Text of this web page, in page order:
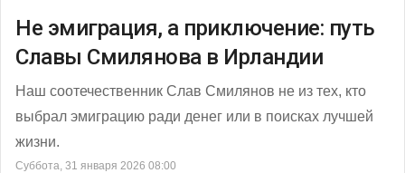
Не эмиграция, а приключение: путь
Славы Смилянова в Ирландии
Наш соотечественник Слав Смилянов не из тех, кто
выбрал эмиграцию ради денег или в поисках лучшей
жизни.
Суббота, 31 января 2026 08:00